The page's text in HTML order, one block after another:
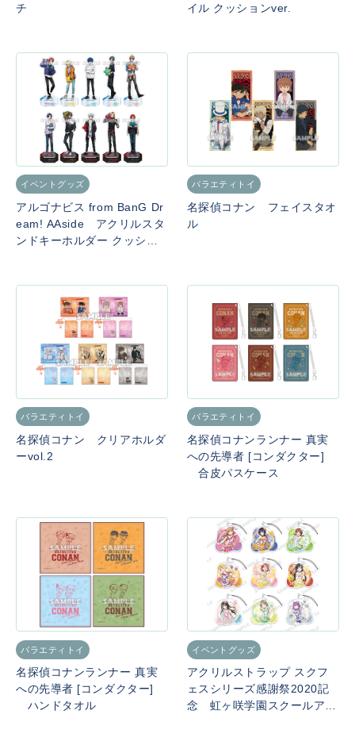
チ
イル クッションver.
イベントグッズ
アルゴナビス from BanG Dr
eam! AAside アクリルスタ
ンドキーホルダー クッショ
バラエティトイ
名探偵コナン フェイスタオ
ル
バラエティトイ
名探偵コナン クリアホルダ
ーvol.2
バラエティトイ
名探偵コナンランナー 真実
への先導者 [コンダクター]
合皮パスケース
バラエティトイ
名探偵コナンランナー 真実
への先導者 [コンダクター]
ハンドタオル
イベントグッズ
アクリルストラップ スクフ
ェスシリーズ感謝祭2020記
念 虹ヶ咲学園スクールアイ